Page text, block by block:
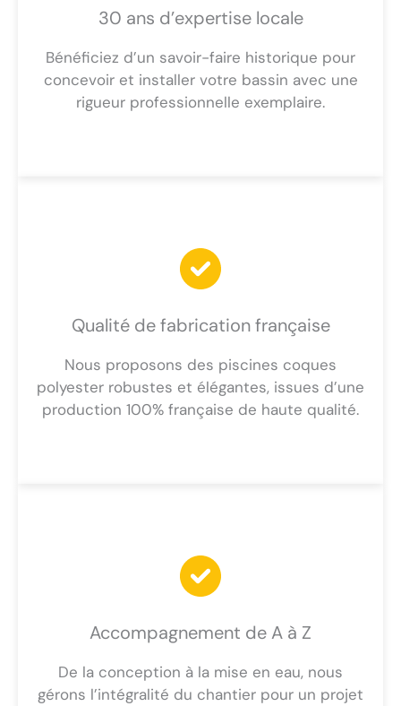
30 ans d’expertise locale
Bénéficiez d’un savoir-faire historique pour
concevoir et installer votre bassin avec une
rigueur professionnelle exemplaire.
Qualité de fabrication française
Nous proposons des piscines coques
polyester robustes et élégantes, issues d’une
production 100% française de haute qualité.
Accompagnement de A à Z
De la conception à la mise en eau, nous
gérons l’intégralité du chantier pour un projet